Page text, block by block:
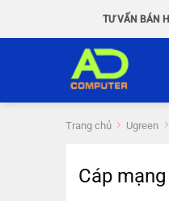
TƯ VẤN BÁN
Trang chủ Ugreen
Cáp